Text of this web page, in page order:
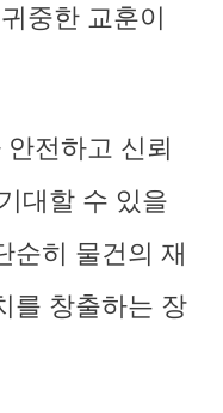
중한 교훈이
전하고 신뢰
대할 수 있을
순히 물건의 재
를 창출하는 장